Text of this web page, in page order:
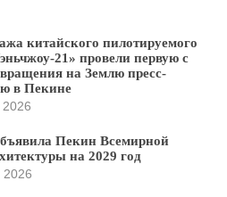
китайского пилотируемого
21» провели первую с
на Землю пресс-
в Пекине
2026
Пекин Всемирной
на 2029 год
2026